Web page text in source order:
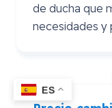
de ducha que
necesidades y
ES